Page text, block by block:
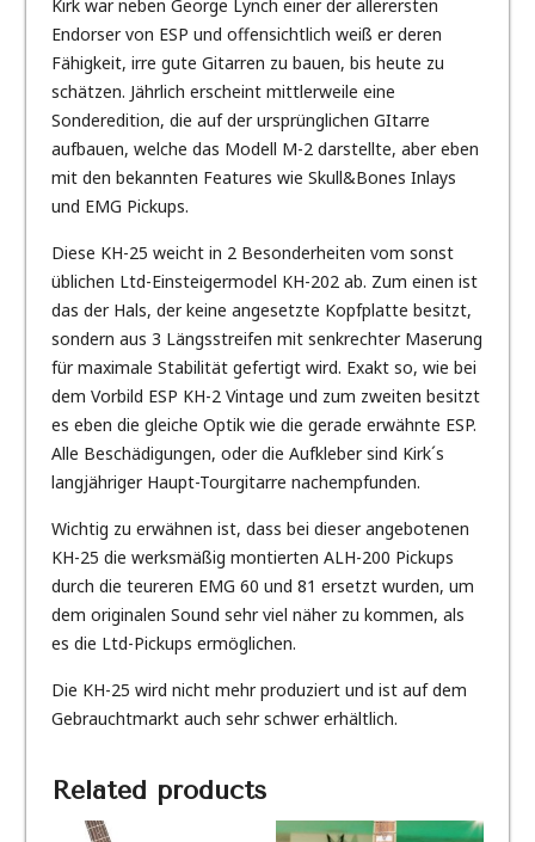
Kirk war neben George Lynch einer der allerersten
Endorser von ESP und offensichtlich weiß er deren
Fähigkeit, irre gute Gitarren zu bauen, bis heute zu
schätzen. Jährlich erscheint mittlerweile eine
Sonderedition, die auf der ursprünglichen GItarre
aufbauen, welche das Modell M-2 darstellte, aber eben
mit den bekannten Features wie Skull&Bones Inlays
und EMG Pickups.
Diese KH-25 weicht in 2 Besonderheiten vom sonst
üblichen Ltd-Einsteigermodel KH-202 ab. Zum einen ist
das der Hals, der keine angesetzte Kopfplatte besitzt,
sondern aus 3 Längsstreifen mit senkrechter Maserung
für maximale Stabilität gefertigt wird. Exakt so, wie bei
dem Vorbild ESP KH-2 Vintage und zum zweiten besitzt
es eben die gleiche Optik wie die gerade erwähnte ESP.
Alle Beschädigungen, oder die Aufkleber sind Kirk´s
langjähriger Haupt-Tourgitarre nachempfunden.
Wichtig zu erwähnen ist, dass bei dieser angebotenen
KH-25 die werksmäßig montierten ALH-200 Pickups
durch die teureren EMG 60 und 81 ersetzt wurden, um
dem originalen Sound sehr viel näher zu kommen, als
es die Ltd-Pickups ermöglichen.
Die KH-25 wird nicht mehr produziert und ist auf dem
Gebrauchtmarkt auch sehr schwer erhältlich.
Related products